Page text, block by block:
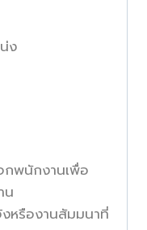
ง
กพนักงานเพื่อ
น
หรืองานสัมมนาที่